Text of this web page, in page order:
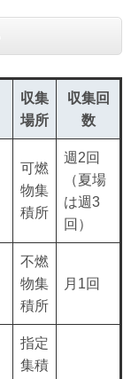
収集
場所
収集回
数
可燃
物集
積所
週2回
（夏場
は週3
回）
不燃
物集
積所
月1回
指定
集積